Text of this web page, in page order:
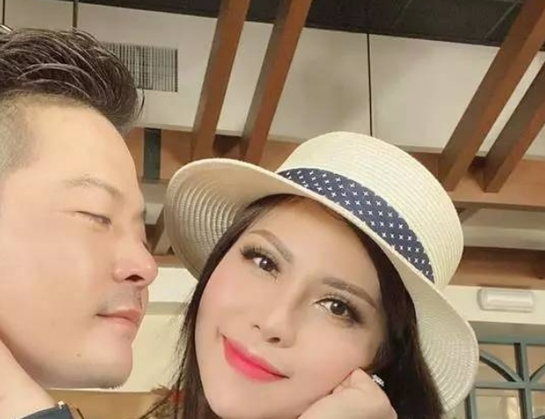
ĐĂNG NHẬP
FACEBOOK GOOGLE